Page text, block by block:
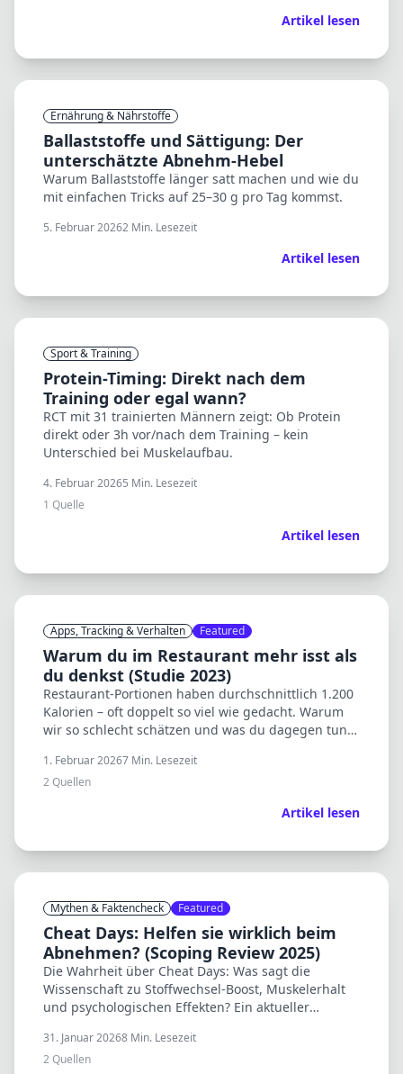
Artikel lesen
Ernährung & Nährstoffe
Ballaststoffe und Sättigung: Der
unterschätzte Abnehm-Hebel
Warum Ballaststoffe länger satt machen und wie du
mit einfachen Tricks auf 25–30 g pro Tag kommst.
5. Februar 20262 Min. Lesezeit
Artikel lesen
Sport & Training
Protein-Timing: Direkt nach dem
Training oder egal wann?
RCT mit 31 trainierten Männern zeigt: Ob Protein
direkt oder 3h vor/nach dem Training – kein
Unterschied bei Muskelaufbau.
4. Februar 20265 Min. Lesezeit
1 Quelle
Artikel lesen
Apps, Tracking & Verhalten Featured
Warum du im Restaurant mehr isst als
du denkst (Studie 2023)
Restaurant-Portionen haben durchschnittlich 1.200
Kalorien – oft doppelt so viel wie gedacht. Warum
wir so schlecht schätzen und was du dagegen tun
1. Februar 20267 Min. Lesezeit
2Quellen
Artikel lesen
Mythen & Faktencheck Featured
Cheat Days: Helfen sie wirklich beim
Abnehmen? (Scoping Review 2025)
Die Wahrheit über Cheat Days: Was sagt die
Wissenschaft zu Stoffwechsel-Boost, Muskelerhalt
und psychologischen Effekten? Ein aktueller
31. Januar 20268 Min. Lesezeit
2Quellen